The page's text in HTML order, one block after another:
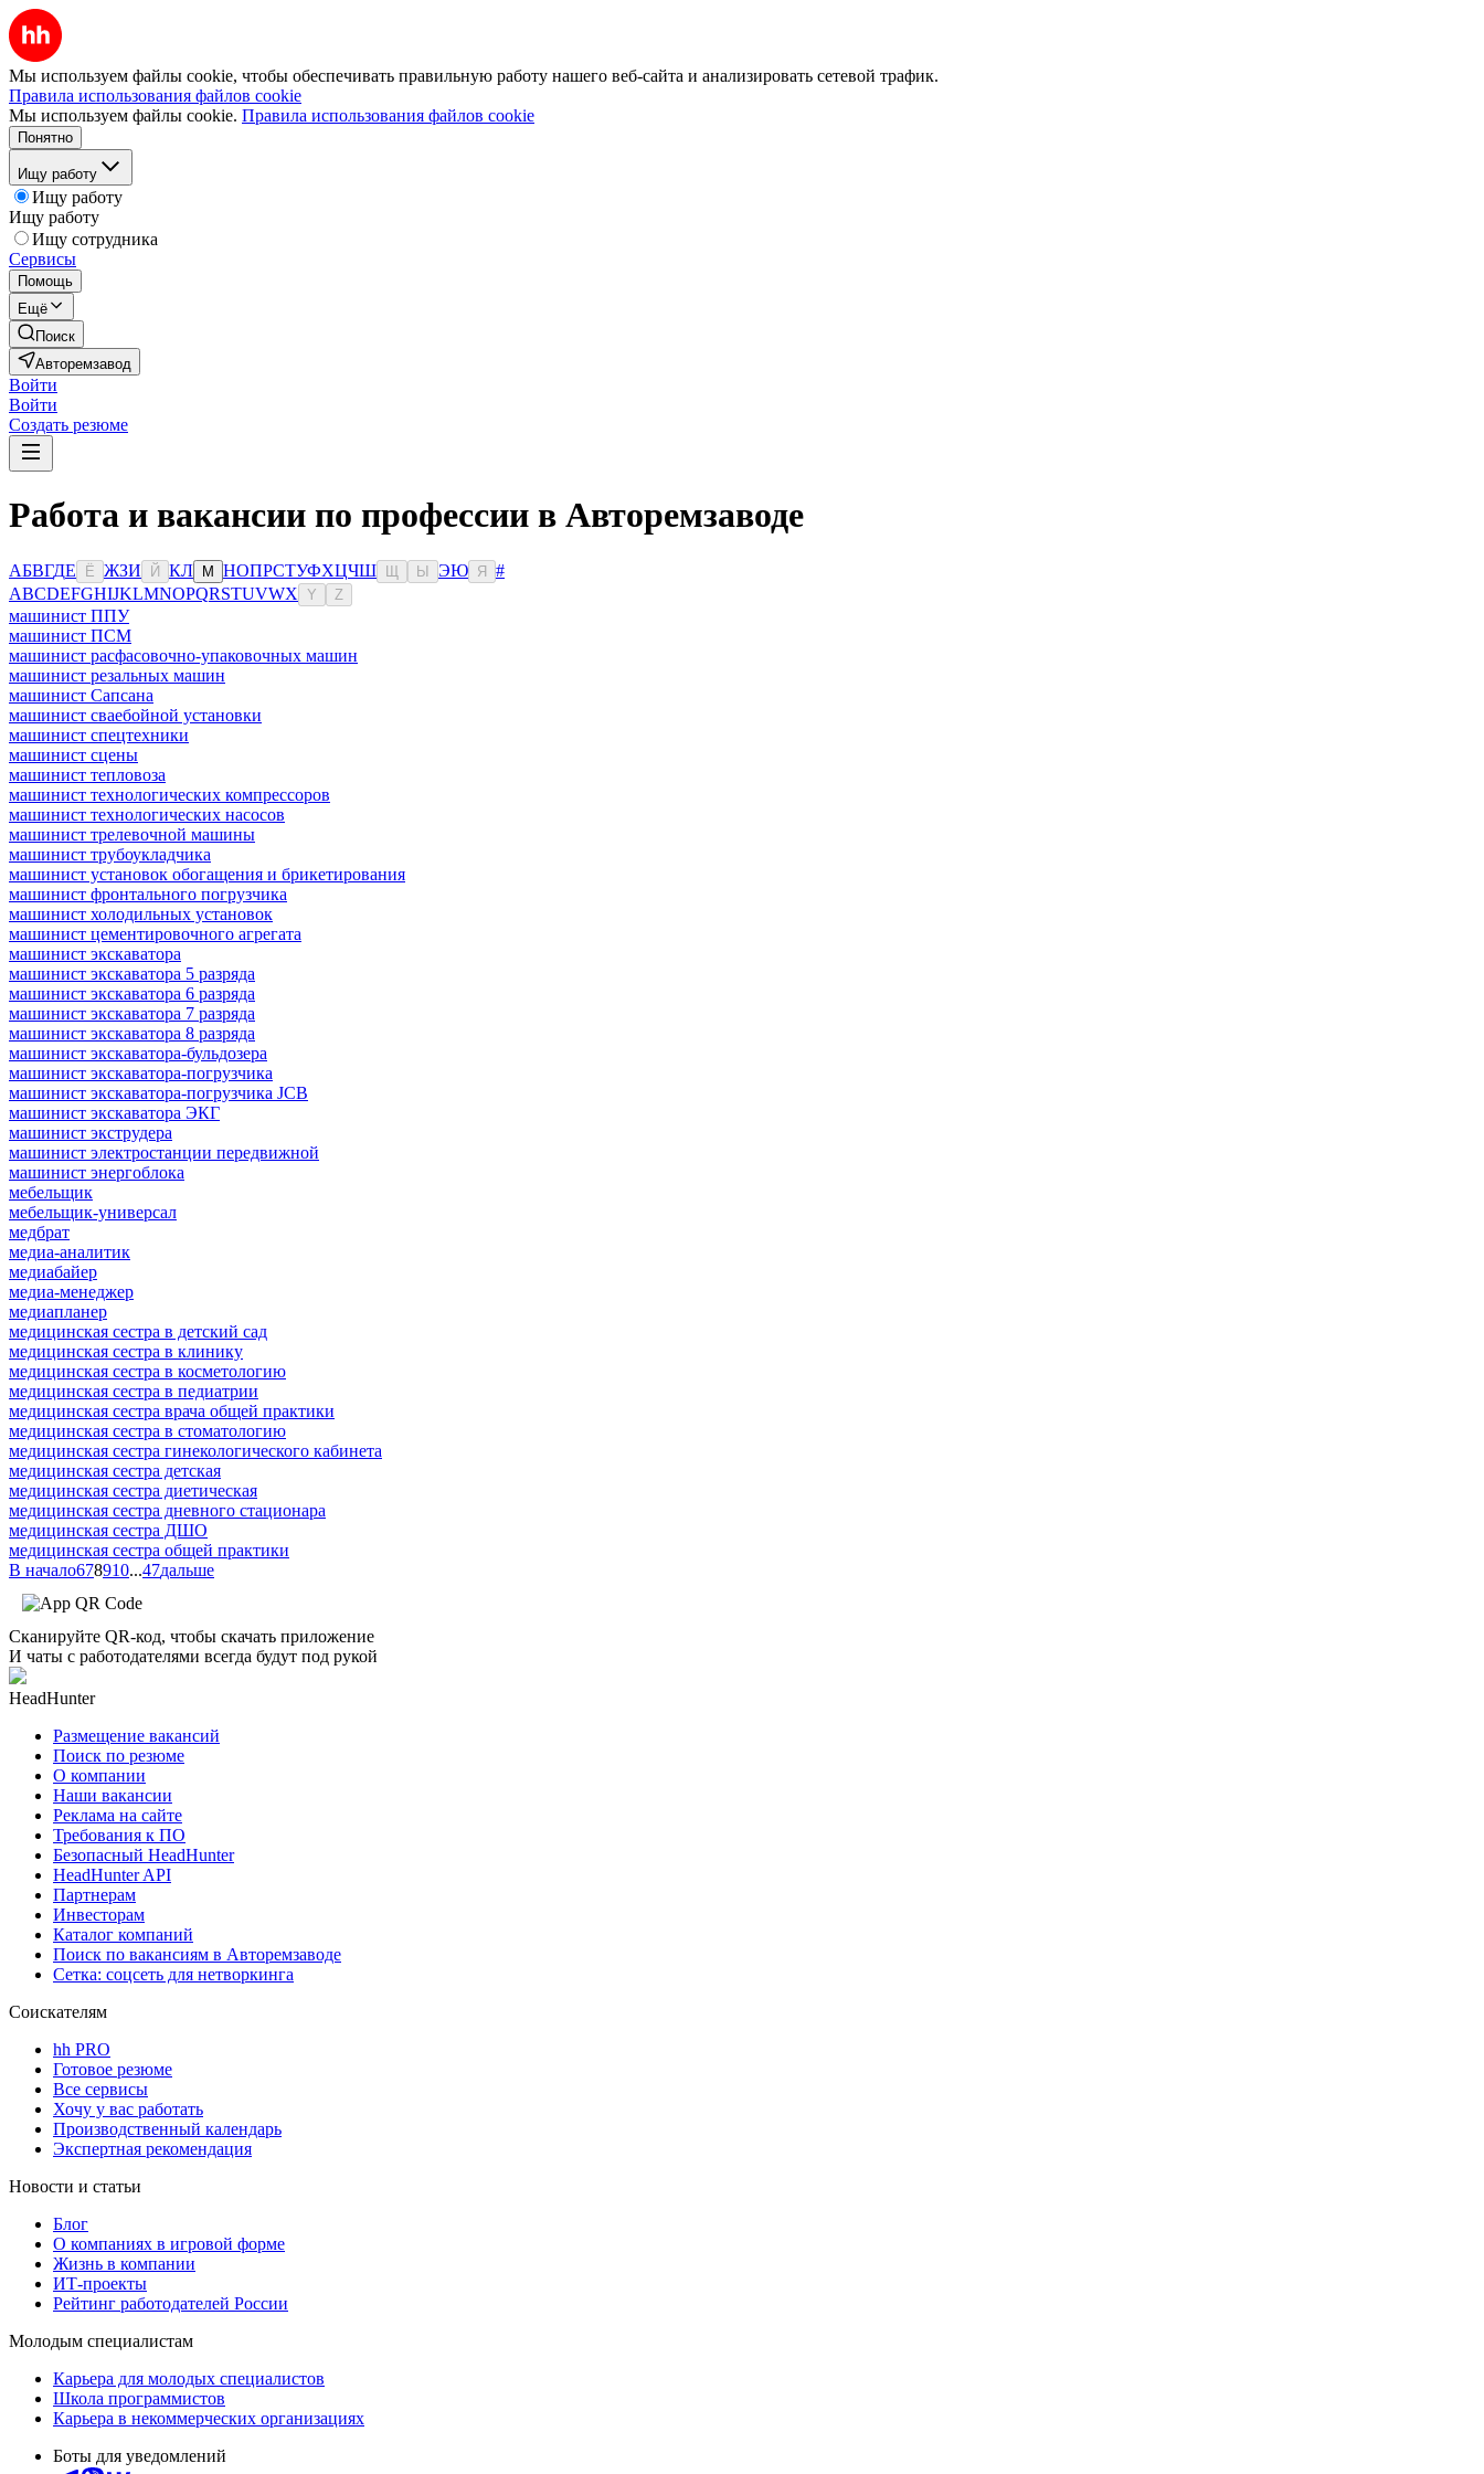
Мы используем файлы cookie, чтобы обеспечивать правильную работу нашего веб-сайта и анализировать сетевой трафик.
Правила использования файлов cookie
Мы используем файлы cookie. Правила использования файлов cookie
Понятно
Ищу работу
Ищу работу
Ищу работу
Ищу сотрудника
Сервисы
Помощь
Ещё
Поиск
Авторемзавод
Войти
Войти
Создать резюме
Работа и вакансии по профессии в Авторемзаводе
АБВГДЕ Ё ЖЗИ Й КЛ М НОПРСТУФХЦЧШ Ы ЭЮ Я
#
ABCDEFGHIJKLMNOPQRSTUVWX Y Z
машинист ППУ
машинист ПСМ
машинист расфасовочно-упаковочных машин
машинист резальных машин
машинист Сапсана
машинист сваебойной установки
машинист спецтехники
машинист сцены
машинист тепловоза
машинист технологических компрессоров
машинист технологических насосов
машинист трелевочной машины
машинист трубоукладчика
машинист установок обогащения и брикетирования
машинист фронтального погрузчика
машинист холодильных установок
машинист цементировочного агрегата
машинист экскаватора
машинист экскаватора 5 разряда
машинист экскаватора 6 разряда
машинист экскаватора 7 разряда
машинист экскаватора 8 разряда
машинист экскаватора-бульдозера
машинист экскаватора-погрузчика
машинист экскаватора-погрузчика JCB
машинист экскаватора ЭКГ
машинист экструдера
машинист электростанции передвижной
машинист энергоблока
мебельщик
мебельщик-универсал
медбрат
медиа-аналитик
медиабайер
медиа-менеджер
медиапланер
медицинская сестра в детский сад
медицинская сестра в клинику
медицинская сестра в косметологию
медицинская сестра в педиатрии
медицинская сестра врача общей практики
медицинская сестра в стоматологию
медицинская сестра гинекологического кабинета
медицинская сестра детская
медицинская сестра диетическая
медицинская сестра дневного стационара
медицинская сестра ДШО
медицинская сестра общей практики
В начало678910...47дальше
Сканируйте QR-код, чтобы скачать приложение
И чаты с работодателями всегда будут под рукой
HeadHunter
Размещение вакансий
Поиск по резюме
О компании
Наши вакансии
Реклама на сайте
Требования к ПО
Безопасный HeadHunter
HeadHunter API
Партнерам
Инвесторам
Каталог компаний
Поиск по вакансиям в Авторемзаводе
Сетка: соцсеть для нетворкинга
Соискателям
hh PRO
Готовое резюме
Все сервисы
Хочу у вас работать
Производственный календарь
Экспертная рекомендация
Новости и статьи
Блог
О компаниях в игровой форме
Жизнь в компании
ИТ-проекты
Рейтинг работодателей России
Молодым специалистам
Карьера для молодых специалистов
Школа программистов
Карьера в некоммерческих организациях
Боты для уведомлений